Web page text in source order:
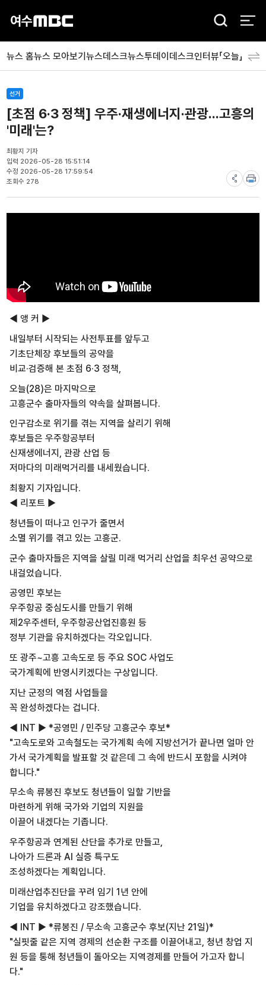
검
뉴스 홈뉴스 모아보기뉴스데스크뉴스투데이데스크인터뷰「오늘」 분야
선거
[초점 6·3 정책] 우주·재생에너지·관광...고흥의
'미래'는?
최황지 기자
입력 2026-05-28 15:51:14
수정 2026-05-28 17:59:54
조회수 278
◀ 앵 커 ▶
내일부터 시작되는 사전투표를 앞두고
기초단체장 후보들의 공약을
비교·검증해 본 초점 6·3 정책,
오늘(28)은 마지막으로
고흥군수 출마자들의 약속을 살펴봅니다.
인구감소로 위기를 겪는 지역을 살리기 위해
후보들은 우주항공부터
신재생에너지, 관광 산업 등
저마다의 미래먹거리를 내세웠습니다.
최황지 기자입니다.
◀ 리포트 ▶
청년들이 떠나고 인구가 줄면서
소멸 위기를 겪고 있는 고흥군.
군수 출마자들은 지역을 살릴 미래 먹거리 산업을 최우선 공약으로
내걸었습니다.
공영민 후보는
우주항공 중심도시를 만들기 위해
제2우주센터, 우주항공산업진흥원 등
정부 기관을 유치하겠다는 각오입니다.
또 광주~고흥 고속도로 등 주요 SOC 사업도
국가계획에 반영시키겠다는 구상입니다.
지난 군정의 역점 사업들을
꼭 완성하겠다는 겁니다.
◀ INT ▶ *공영민 / 민주당 고흥군수 후보*
"고속도로와 고속철도는 국가계획 속에 지방선거가 끝나면 얼마 안
가서 국가계획을 발표할 것 같은데 그 속에 반드시 포함을 시켜야
합니다."
무소속 류봉진 후보도 청년들이 일할 기반을
마련하게 위해 국가와 기업의 지원을
이끌어 내겠다는 기좁니다.
우주항공과 연계된 산단을 추가로 만들고,
나아가 드론과 AI 실증 특구도
조성하겠다는 계획입니다.
미래산업추진단을 꾸려 임기 1년 안에
기업을 유치하겠다고 강조했습니다.
◀ INT ▶ *류봉진 / 무소속 고흥군수 후보(지난 21일)*
"실핏줄 같은 지역 경제의 선순환 구조를 이끌어내고, 청년 창업 지
원 등을 통해 청년들이 돌아오는 지역경제를 만들어 가고자 합니
다."